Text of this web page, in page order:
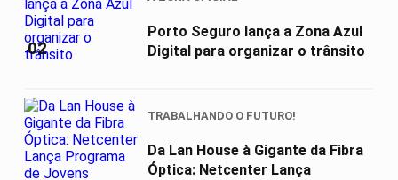
02
Porto Seguro lança a Zona Azul
Digital para organizar o trânsito
TRABALHANDO O FUTURO!
Da Lan House à Gigante da Fibra
Óptica: Netcenter Lança